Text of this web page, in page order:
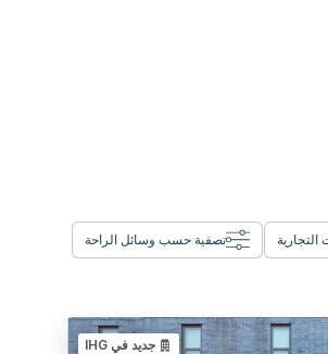
تصفية حسب وسائل الراحة
جديد في IHG